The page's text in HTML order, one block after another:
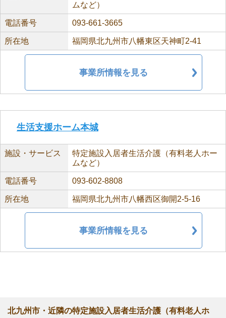
ムなど）
電話番号 093-661-3665
所在地 福岡県北九州市八幡東区天神町2-41
事業所情報を見る
生活支援ホーム本城
施設・サービス
特定施設入居者生活介護（有料老人ホー
ムなど）
電話番号 093-602-8808
所在地 福岡県北九州市八幡西区御開2-5-16
事業所情報を見る
北九州市・近隣の特定施設入居者生活介護（有料老人ホ